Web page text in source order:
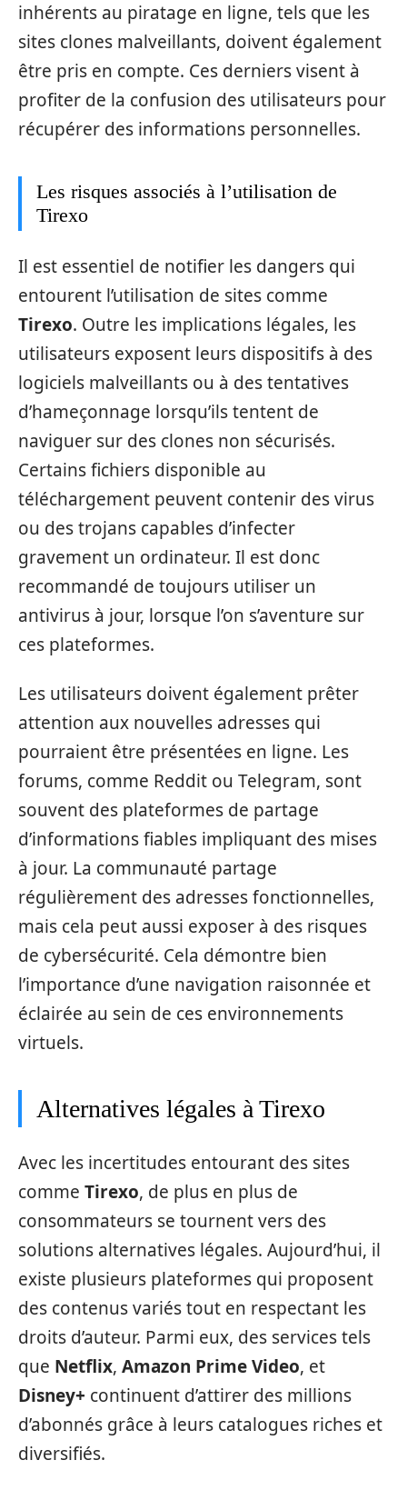
inhérents au piratage en ligne, tels que les
sites clones malveillants, doivent également
être pris en compte. Ces derniers visent à
profiter de la confusion des utilisateurs pour
récupérer des informations personnelles.
Les risques associés à l’utilisation de
Tirexo
Il est essentiel de notifier les dangers qui
entourent l’utilisation de sites comme
Tirexo. Outre les implications légales, les
utilisateurs exposent leurs dispositifs à des
logiciels malveillants ou à des tentatives
d’hameçonnage lorsqu’ils tentent de
naviguer sur des clones non sécurisés.
Certains fichiers disponible au
téléchargement peuvent contenir des virus
ou des trojans capables d’infecter
gravement un ordinateur. Il est donc
recommandé de toujours utiliser un
antivirus à jour, lorsque l’on s’aventure sur
ces plateformes.
Les utilisateurs doivent également prêter
attention aux nouvelles adresses qui
pourraient être présentées en ligne. Les
forums, comme Reddit ou Telegram, sont
souvent des plateformes de partage
d’informations fiables impliquant des mises
à jour. La communauté partage
régulièrement des adresses fonctionnelles,
mais cela peut aussi exposer à des risques
de cybersécurité. Cela démontre bien
l’importance d’une navigation raisonnée et
éclairée au sein de ces environnements
virtuels.
Alternatives légales à Tirexo
Avec les incertitudes entourant des sites
comme Tirexo, de plus en plus de
consommateurs se tournent vers des
solutions alternatives légales. Aujourd’hui, il
existe plusieurs plateformes qui proposent
des contenus variés tout en respectant les
droits d’auteur. Parmi eux, des services tels
que Netflix, Amazon Prime Video, et
Disney+ continuent d’attirer des millions
d’abonnés grâce à leurs catalogues riches et
diversifiés.